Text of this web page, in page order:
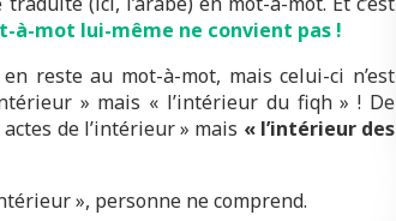
à-mot lui-même ne convient pas !
reste au mot-à-mot, mais celui-ci n’est
» mais « l’intérieur du fiqh » ! De
de l’intérieur » mais « l’intérieur des
», personne ne comprend.